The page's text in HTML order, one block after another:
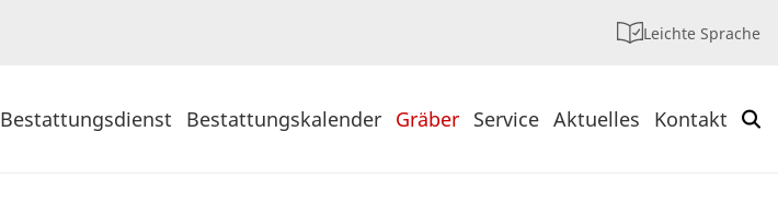
Leichte Sprache
Bestattungsdienst Bestattungskalender Gräber Service Aktuelles Kontakt